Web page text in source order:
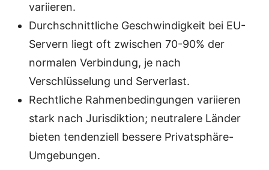
variieren.
Durchschnittliche Geschwindigkeit bei EU-
Servern liegt oft zwischen 70-90% der
normalen Verbindung, je nach
Verschlüsselung und Serverlast.
Rechtliche Rahmenbedingungen variieren
stark nach Jurisdiktion; neutralere Länder
bieten tendenziell bessere Privatsphäre-
Umgebungen.